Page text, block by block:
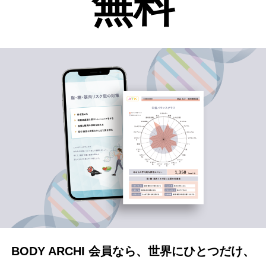
BODY ARCHI 会員なら、 世界にひとつだけ、